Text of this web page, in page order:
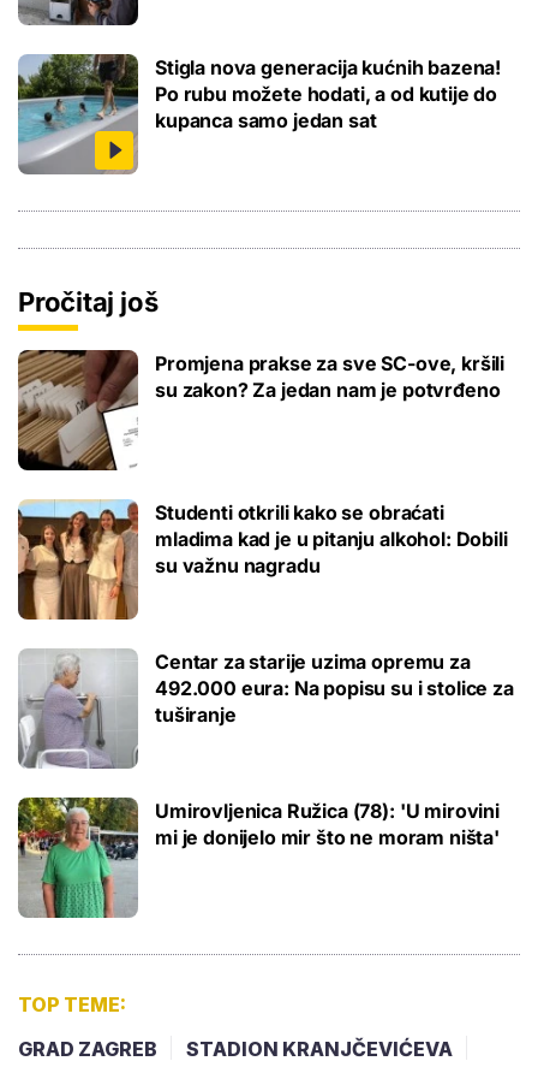
Stigla nova generacija kućnih bazena!
Po rubu možete hodati, a od kutije do
kupanca samo jedan sat
Pročitaj još
Promjena prakse za sve SC-ove, kršili
su zakon? Za jedan nam je potvrđeno
Studenti otkrili kako se obraćati
mladima kad je u pitanju alkohol: Dobili
su važnu nagradu
Centar za starije uzima opremu za
492.000 eura: Na popisu su i stolice za
tuširanje
Umirovljenica Ružica (78): 'U mirovini
mi je donijelo mir što ne moram ništa'
TOP TEME:
GRAD ZAGREB
STADION KRANJČEVIĆEVA